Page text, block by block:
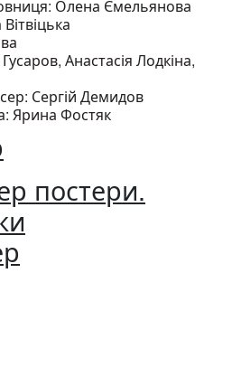
Олена Ємельянова
Анастасія Лодкіна,
Сергій Демидов
Ярина Фостяк
постери.